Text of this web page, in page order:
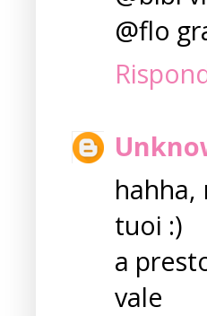
@flo
tuoi :)
a
vale